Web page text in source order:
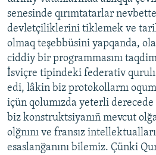
senesinde qırımtatarlar
devletçiliklerini tiklemek ve
olmaq teşebbüsini yapqanda,
ciddiy bir programmasını
İsviçre tipindeki federativ
edi, lâkin biz protokollarnı
içün qolumızda yeterli
biz konstruktsiyanıñ mevcut
olğnını ve fransız
esaslanğanını bilemiz. Çünki